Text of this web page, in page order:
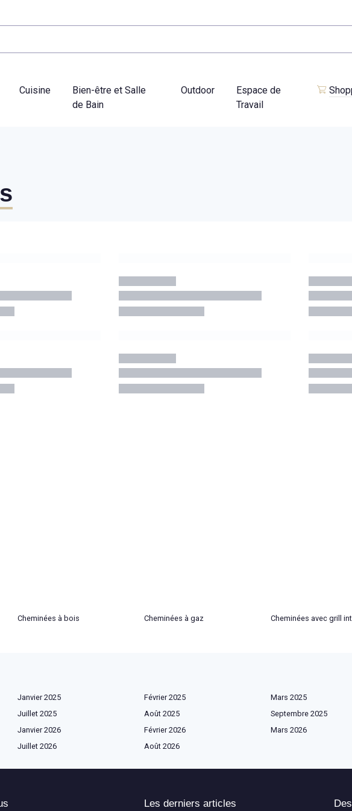
Cuisine
Bien-être et Salle
de Bain
Outdoor
Espace de
Travail
Cheminées à bois Cheminées à gaz Cheminées avec grill
Janvier 2025 Février 2025 Mars 2025
Juillet 2025 Août 2025 Septembre 2025
Janvier 2026 Février 2026 Mars 2026
Juillet 2026 Août 2026
Les derniers articles